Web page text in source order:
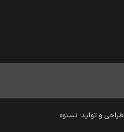
طراحی و تولید: نستوه